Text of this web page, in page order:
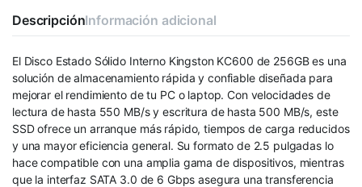
DescripciónInformación adicional
El Disco Estado Sólido Interno Kingston KC600 de 256GB es una
solución de almacenamiento rápida y confiable diseñada para
mejorar el rendimiento de tu PC o laptop. Con velocidades de
lectura de hasta 550 MB/s y escritura de hasta 500 MB/s, este
SSD ofrece un arranque más rápido, tiempos de carga reducidos
y una mayor eficiencia general. Su formato de 2.5 pulgadas lo
hace compatible con una amplia gama de dispositivos, mientras
que la interfaz SATA 3.0 de 6 Gbps asegura una transferencia